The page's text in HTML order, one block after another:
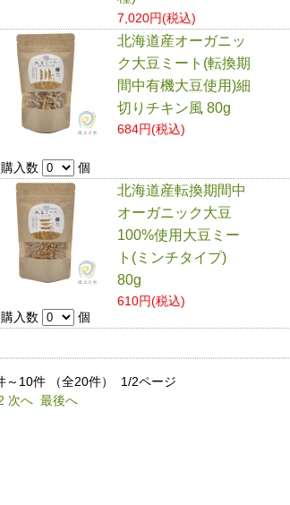
7,020円(税込)
購入数 個
北海道産オーガニッ
ク大豆ミート(転換期
間中有機大豆使用)細
切りチキン風 80g
684円(税込)
購入数 個
北海道産転換期間中
オーガニック大豆
100%使用大豆ミー
ト(ミンチタイプ)
80g
610円(税込)
～10件 （全20件） 1/2ページ
次へ 最後へ